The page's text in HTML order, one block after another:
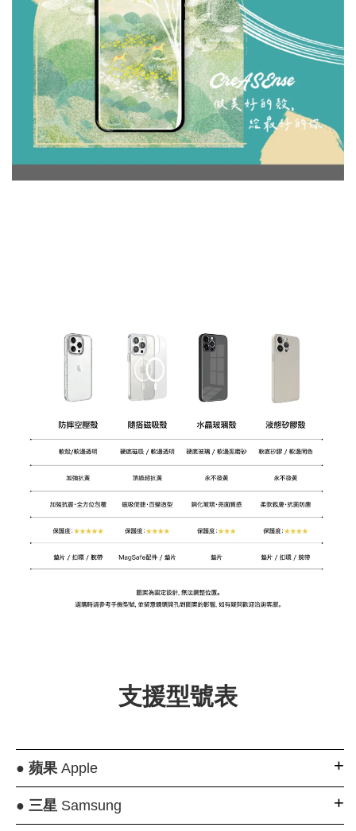
支援型號表
● 蘋果Apple
● 三星Samsung